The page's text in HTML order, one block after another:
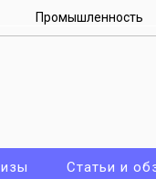
Промышленность
Статьи и